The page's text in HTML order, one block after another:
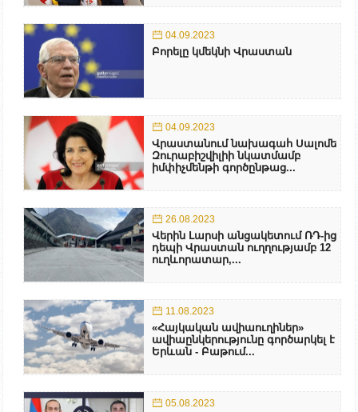
04.09.2023
Բորելը կմեկնի Վրաստան
04.09.2023
Վրաստանում նախագահ Սալոմե
Զուրաբիշվիլիի նկատմամբ
իմփիչմենթի գործընթաց...
26.08.2023
Վերին Լարսի անցակետում ՌԴ-ից
դեպի Վրաստան ուղղությամբ 12
ուղևորատար,...
11.08.2023
«Հայկական ավիաուղիներ»
ավիաընկերությունը գործարկել է
Երևան - Բաթում...
05.08.2023